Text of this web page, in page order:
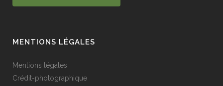
MENTIONS LÉGALES
Mentions légales
Crédit-photographique